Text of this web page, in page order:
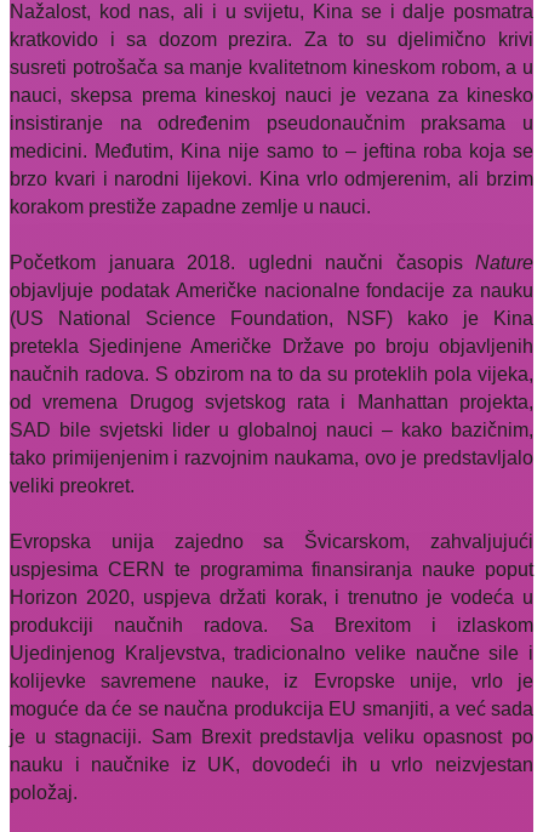
Nažalost, kod nas, ali i u svijetu, Kina se i dalje posmatra
kratkovido i sa dozom prezira. Za to su djelimično krivi
susreti potrošača sa manje kvalitetnom kineskom robom, a u
nauci, skepsa prema kineskoj nauci je vezana za kinesko
insistiranje na određenim pseudonaučnim praksama u
medicini. Međutim, Kina nije samo to – jeftina roba koja se
brzo kvari i narodni lijekovi. Kina vrlo odmjerenim, ali brzim
korakom prestiže zapadne zemlje u nauci.
Početkom januara 2018. ugledni naučni časopis Nature
objavljuje podatak Američke nacionalne fondacije za nauku
(US National Science Foundation, NSF) kako je Kina
pretekla Sjedinjene Američke Države po broju objavljenih
naučnih radova. S obzirom na to da su proteklih pola vijeka,
od vremena Drugog svjetskog rata i Manhattan projekta,
SAD bile svjetski lider u globalnoj nauci – kako bazičnim,
tako primijenjenim i razvojnim naukama, ovo je predstavljalo
veliki preokret.
Evropska unija zajedno sa Švicarskom, zahvaljujući
uspjesima CERN te programima finansiranja nauke poput
Horizon 2020, uspjeva držati korak, i trenutno je vodeća u
produkciji naučnih radova. Sa Brexitom i izlaskom
Ujedinjenog Kraljevstva, tradicionalno velike naučne sile i
kolijevke savremene nauke, iz Evropske unije, vrlo je
moguće da će se naučna produkcija EU smanjiti, a već sada
je u stagnaciji. Sam Brexit predstavlja veliku opasnost po
nauku i naučnike iz UK, dovodeći ih u vrlo neizvjestan
položaj.